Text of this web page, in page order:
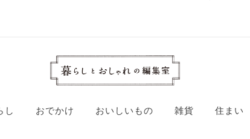
し おでかけ おいしいもの 雑貨 住まい